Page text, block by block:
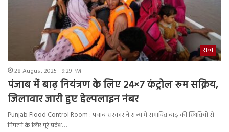
राज्य
28 August 2025 - 9:29 PM
पंजाब में बाढ़ नियंत्रण के लिए 24×7 कंट्रोल रूम सक्रिय,
जिलावार जारी हुए हेल्पलाइन नंबर
Punjab Flood Control Room : पंजाब सरकार ने राज्य में संभावित बाढ़ की स्थितियों से
निपटने के लिए पूरे प्रदेश…